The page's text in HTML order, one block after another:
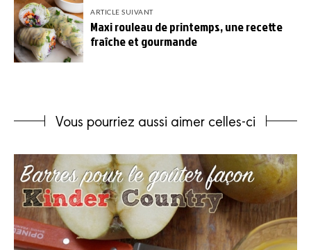
ARTICLE SUIVANT
Maxi rouleau de printemps, une recette
fraîche et gourmande
Vous pourriez aussi aimer celles-ci